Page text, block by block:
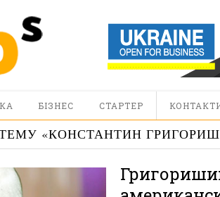
БІЗНЕС СТАРТЕР
«КОНСТАНТИН